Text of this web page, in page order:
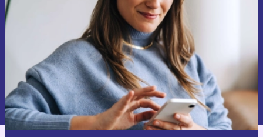
Zarejestruj się
Informacje na temat używania danych osobowych znajdują się w
naszej
Polityce prywatności